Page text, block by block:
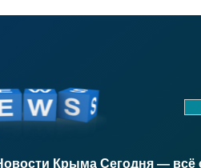
Крыма Сегодня — всё